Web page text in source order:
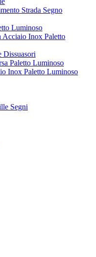
Strada Segno
Luminoso
Acciaio Inox Paletto
Paletto Luminoso
Inox Paletto Luminoso
Segni